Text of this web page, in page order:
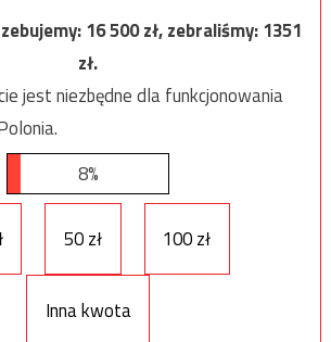
16 500zł, zebraliśmy:1351
zł.
jest niezbędne dla funkcjonowania
8%
50 zł 100 zł
Inna kwota